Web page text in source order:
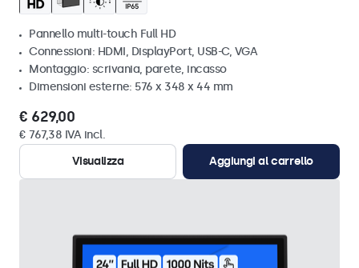
Pannello multi-touch Full HD
Connessioni: HDMI, DisplayPort, USB-C, VGA
Montaggio: scrivania, parete, incasso
Dimensioni esterne: 576 x 348 x 44 mm
€ 629,00
€ 767,38 IVA incl.
Visualizza
Aggiungi al carrello